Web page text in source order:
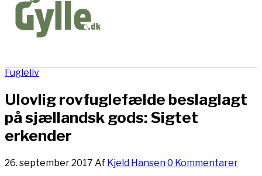
Fugleliv
Ulovlig rovfuglefælde beslaglagt
på sjællandsk gods: Sigtet
erkender
26. september 2017 Af Kjeld Hansen0 Kommentarer